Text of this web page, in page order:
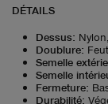
DÉTAILS
Dessus:
Doublure:
Semelle
Semelle
Fermeture:
Durabilité: